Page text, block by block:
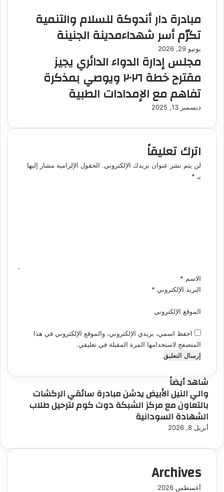
مبادرة دار أندوكة للسلام والتنمية
تكرّم أسر شهداءمدينة الجنينة
يونيو 29, 2026
مجلس إدارة الدواء الدائري يجيز
مقترح خطة ٢٠٢٦ ويوصي بمذكرة
تفاهم مع الإمدادات الطبية
ديسمبر 13, 2025
اترك تعليقاً
لن يتم نشر عنوان بريدك الإلكتروني. الحقول الإلزامية مشار إليها
بـ *
الاسم *
البريد الإلكتروني *
الموقع الإلكتروني
احفظ اسمي، بريدي الإلكتروني، والموقع الإلكتروني في هذا
المتصفح لاستخدامها المرة المقبلة في تعليقي.
شاهد أيضاً
والي النيل الأبيض يدشن مبادرة سائقي الركشات
بالتعاون مع مركز الشبكة دوت كوم لترحيل طلاب
الشهادة السودانية
أبريل 8, 2026
Archives
أغسطس 2026